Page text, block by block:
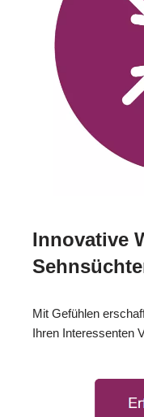
Innovative
Mit Gefühlen
Ihren Interessenten